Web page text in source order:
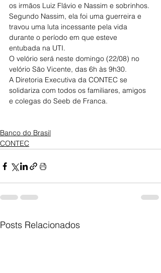
os irmãos Luiz Flávio e Nassim e sobrinhos.
Segundo Nassim, ela foi uma guerreira e
travou uma luta incessante pela vida
durante o período em que esteve
entubada na UTI.
O velório será neste domingo (22/08) no
velório São Vicente, das 6h às 9h30.
A Diretoria Executiva da CONTEC se
solidariza com todos os familiares, amigos
e colegas do Seeb de Franca.
Banco do Brasil
CONTEC
Posts Relacionados